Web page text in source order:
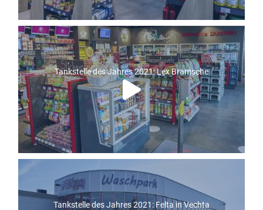
Tankstelle des Jahres 2021: Lex Bramsche
Tankstelle des Jahres 2021: Felta in Vechta